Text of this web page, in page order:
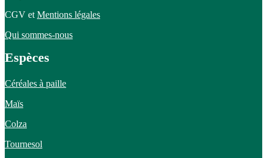
CGV et Mentions légales
Qui sommes-nous
Espèces
Céréales à paille
Maïs
Colza
Tournesol